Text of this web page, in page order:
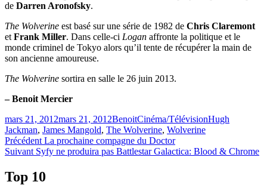
de Darren Aronofsky.
The Wolverine est basé sur une série de 1982 de Chris Claremont
et Frank Miller. Dans celle-ci Logan affronte la politique et le
monde criminel de Tokyo alors qu’il tente de récupérer la main de
son ancienne amoureuse.
The Wolverine sortira en salle le 26 juin 2013.
– Benoit Mercier
Publié
le
mars 21, 2012mars 21, 2012BenoitCatégories
Cinéma/TélévisionÉtiquettes
Hugh
Jackman, James Mangold, The Wolverine, Wolverine
Navigation
de
l'article
Précédent Article
précédent :
La prochaine compagne du Doctor
Suivant Article
Syfy ne produira pas Battlestar Galactica: Blood & Chrome
Top 10